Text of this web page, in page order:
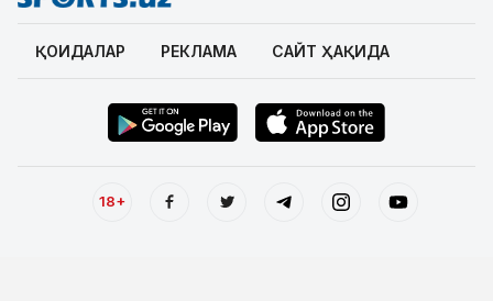
ҚОИДАЛАР РЕКЛАМА САЙТ ҲАҚИДА
18+